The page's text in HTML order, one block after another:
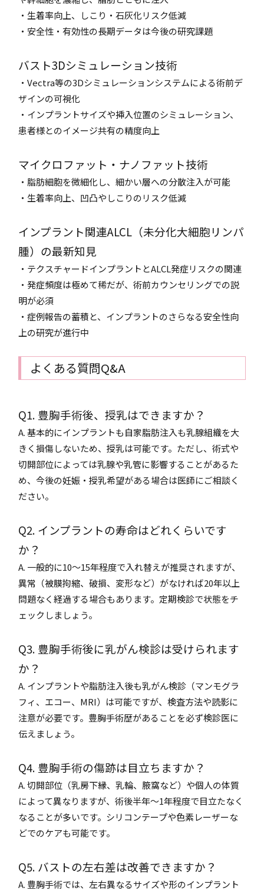
・生着率向上、しこり・石灰化リスク低減
・安全性・有効性の長期データは今後の研究課題
バスト3Dシミュレーション技術
・Vectra等の3Dシミュレーションシステムによる術前デ
ザインの可視化
・インプラントサイズや挿入位置のシミュレーション、
患者様とのイメージ共有の精度向上
マイクロファット・ナノファット技術
・脂肪細胞を微細化し、細かい層への分散注入が可能
・生着率向上、凹凸やしこりのリスク低減
インプラント関連ALCL（未分化大細胞リンパ
腫）の最新知見
・テクスチャードインプラントとALCL発症リスクの関連
・発症頻度は極めて稀だが、術前カウンセリングでの説
明が必須
・症例報告の蓄積と、インプラントのさらなる安全性向
上の研究が進行中
よくある質問Q&A
Q1. 豊胸手術後、授乳はできますか？
A. 基本的にインプラントも自家脂肪注入も乳腺組織を大
きく損傷しないため、授乳は可能です。ただし、術式や
切開部位によっては乳腺や乳管に影響することがあるた
め、今後の妊娠・授乳希望がある場合は医師にご相談く
ださい。
Q2. インプラントの寿命はどれくらいです
か？
A. 一般的に10～15年程度で入れ替えが推奨されますが、
異常（被膜拘縮、破損、変形など）がなければ20年以上
問題なく経過する場合もあります。定期検診で状態をチ
ェックしましょう。
Q3. 豊胸手術後に乳がん検診は受けられます
か？
A. インプラントや脂肪注入後も乳がん検診（マンモグラ
フィ、エコー、MRI）は可能ですが、検査方法や読影に
注意が必要です。豊胸手術歴があることを必ず検診医に
伝えましょう。
Q4. 豊胸手術の傷跡は目立ちますか？
A. 切開部位（乳房下縁、乳輪、腋窩など）や個人の体質
によって異なりますが、術後半年～1年程度で目立たなく
なることが多いです。シリコンテープや色素レーザーな
どでのケアも可能です。
Q5. バストの左右差は改善できますか？
A. 豊胸手術では、左右異なるサイズや形のインプラント